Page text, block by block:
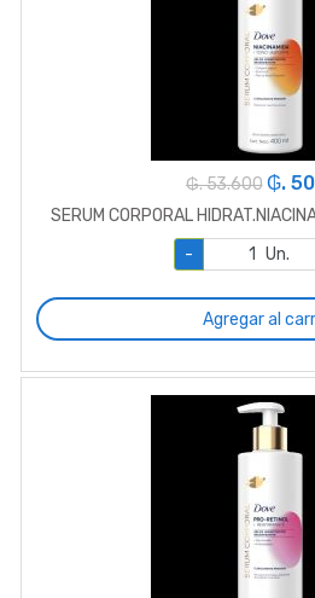
₲. 53.600 ₲.
SERUM CORPORAL
-
Un.
Agregar al